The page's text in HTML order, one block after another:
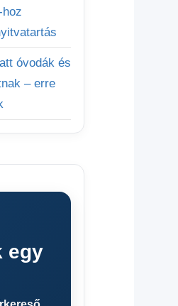
óvodák és
– erre
egy